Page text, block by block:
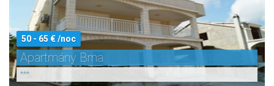
50 - 65 € /noc
Apartmány Brna
***